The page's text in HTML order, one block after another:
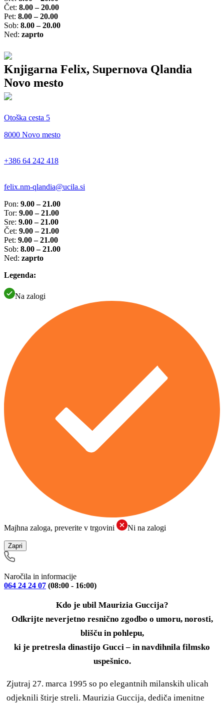
Čet: 8.00 – 20.00
Pet: 8.00 – 20.00
Sob: 8.00 – 20.00
Ned: zaprto
Knjigarna Felix, Supernova Qlandia
Novo mesto
Otoška cesta 5
8000 Novo mesto
+386 64 242 418
felix.nm-qlandia@ucila.si
Pon: 9.00 – 21.00
Tor: 9.00 – 21.00
Sre: 9.00 – 21.00
Čet: 9.00 – 21.00
Pet: 9.00 – 21.00
Sob: 8.00 – 21.00
Ned: zaprto
Legenda:
Na zalogi
Majhna zaloga, preverite v trgovini Ni na zalogi
Zapri
Naročila in informacije
064 24 24 07 (08:00 - 16:00)
Kdo je ubil Maurizia Guccija?
Odkrijte neverjetno resnično zgodbo o umoru, norosti,
blišču in pohlepu,
ki je pretresla dinastijo Gucci – in navdihnila filmsko
uspešnico.
Zjutraj 27. marca 1995 so po elegantnih milanskih ulicah
odjeknili štirje streli. Maurizia Guccija, dediča imenitne